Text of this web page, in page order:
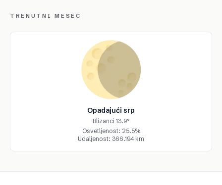
TRENUTNI MESEC
Opadajući srp
Blizanci 13.9°
Osvetljenost: 25.5%
Udaljenost: 366.194 km